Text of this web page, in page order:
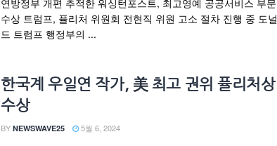
수상 트럼프, 퓰리처 위원회 전현직 위원 고소 절차 진행 중 도널
드 트럼프 행정부의 ...
한국계 우일연 작가, 美 최고 권위 퓰리처상
수상
BY NEWSWAVE25 5월 6, 2024